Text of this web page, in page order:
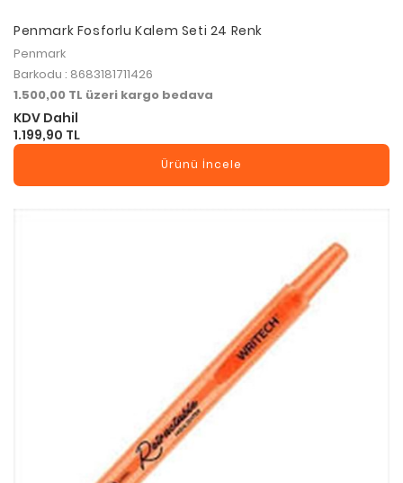
Penmark Fosforlu Kalem Seti 24 Renk
Penmark
Barkodu : 8683181711426
1.500,00 TL üzeri kargo bedava
KDV Dahil
1.199,90 TL
Ürünü İncele